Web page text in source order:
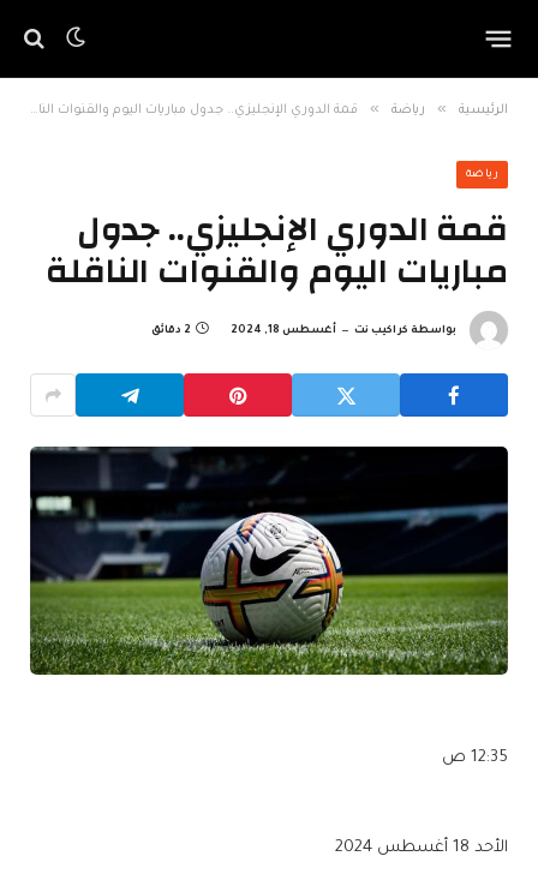
الرئيسية » رياضة » قمة الدوري الإنجليزي.. جدول مباريات اليوم والقنوات الناقلة
رياضة
قمة الدوري الإنجليزي.. جدول
مباريات اليوم والقنوات الناقلة
بواسطة كراكيب نت أغسطس 18, 2024 2 دقائق
12:35 ص
الأحد 18 أغسطس 2024